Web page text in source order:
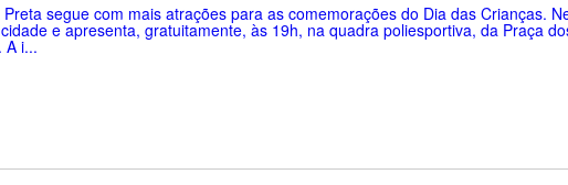
segue com mais atrações para as comemorações do Dia das Crianças.
e apresenta, gratuitamente, às 19h, na quadra poliesportiva, da Praça
A i...